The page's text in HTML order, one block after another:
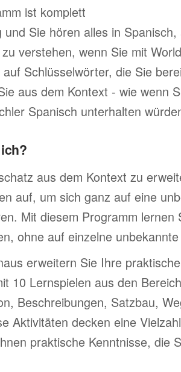
ist komplett
und Sie hören alles in
verstehen, wenn Sie mit
Schlüsselwörter, die Sie
aus dem Kontext - wie wenn
Spanisch unterhalten
aus dem Kontext zu
auf, um sich ganz auf eine
Mit diesem Programm lernen
ohne auf einzelne
erweitern Sie Ihre
10 Lernspielen aus den
Beschreibungen, Satzbau,
Aktivitäten decken eine
praktische Kenntnisse, die